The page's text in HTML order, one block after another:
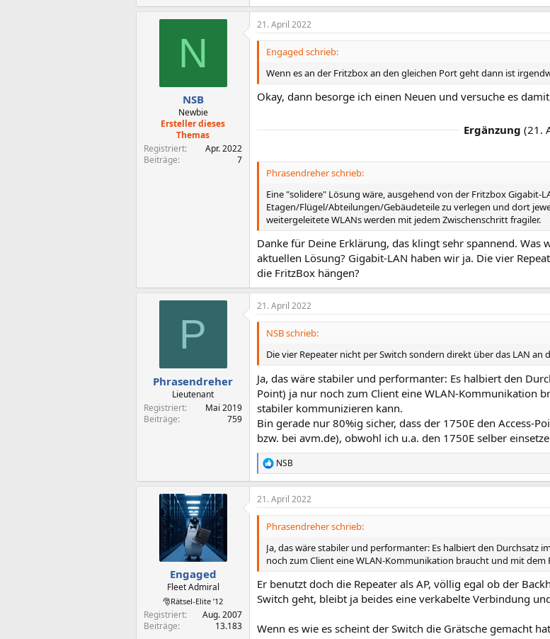
N
NSB
Newbie
Ersteller dieses
Themas
Registriert
Apr. 2022
Beiträge
7
21. April 2022
Engaged schrieb:
Wenn es an der Fritzbox an den gleichen Port geht dann ist
Okay, dann besorge ich einen Neuen und versuche es
Ergänzung (21.
Phrasendreher schrieb:
Eine "solidere" Lösung wäre, ausgehend von der Fritzbox Gigabit-
Etagen/Flügel/Abteilungen/Gebäudeteile zu verlegen und dort
weitergeleitete WLANs werden mit jedem Zwischenschritt fragiler.
Danke für Deine Erklärung, das klingt sehr spannend. Was
aktuellen Lösung? Gigabit-LAN haben wir ja. Die vier
die FritzBox hängen?
P
Phrasendreher
Lieutenant
Registriert
Mai 2019
Beiträge
759
21. April 2022
NSB schrieb:
Die vier Repeater nicht per Switch sondern direkt über das LAN an
Ja, das wäre stabiler und performanter: Es halbiert den
Point) ja nur noch zum Client eine WLAN-Kommunikation
stabiler kommunizieren kann.
Bin gerade nur 80%ig sicher, dass der 1750E den Access-
bzw. bei avm.de), obwohl ich u.a. den 1750E selber
R
e
a
k
t
n
:
NSB
Engaged
Fleet Admiral
🎅Rätsel-Elite ’12
Registriert
Aug. 2007
Beiträge
13.183
21. April 2022
Phrasendreher schrieb:
Ja, das wäre stabiler und performanter: Es halbiert den Durchsatz
noch zum Client eine WLAN-Kommunikation braucht und mit
Er benutzt doch die Repeater als AP, völlig egal ob der
Switch geht, bleibt ja beides eine verkabelte Verbindung
Wenn es wie es scheint der Switch die Grätsche gemacht